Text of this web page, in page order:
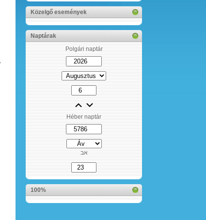
Közelgő események
Naptárak
Polgári naptár
Héber naptár
אב
100%